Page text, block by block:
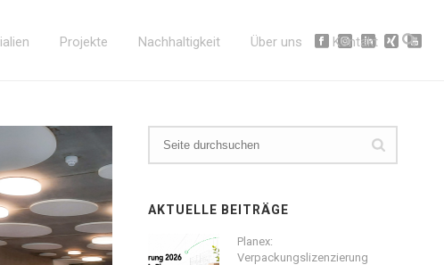
Projekte Nachhaltigkeit Über uns Kontakt
AKTUELLE BEITRÄGE
Planex:
Verpackungslizenzierung